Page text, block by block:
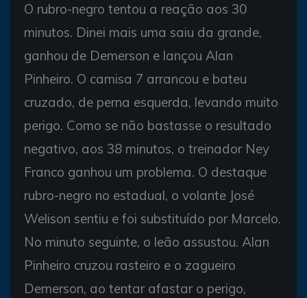
O rubro-negro tentou a reação aos 30
minutos. Dinei mais uma saiu da grande,
ganhou de Demerson e lançou Alan
Pinheiro. O camisa 7 arrancou e bateu
cruzado, de perna esquerda, levando muito
perigo. Como se não bastasse o resultado
negativo, aos 38 minutos, o treinador Ney
Franco ganhou um problema. O destaque
rubro-negro no estadual, o volante José
Welison sentiu e foi substituído por Marcelo.
No minuto seguinte, o leão assustou. Alan
Pinheiro cruzou rasteiro e o zagueiro
Demerson, ao tentar afastar o perigo,